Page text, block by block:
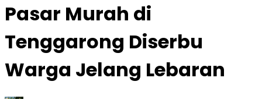
Pasar Murah di
Tenggarong Diserbu
Warga Jelang Lebaran